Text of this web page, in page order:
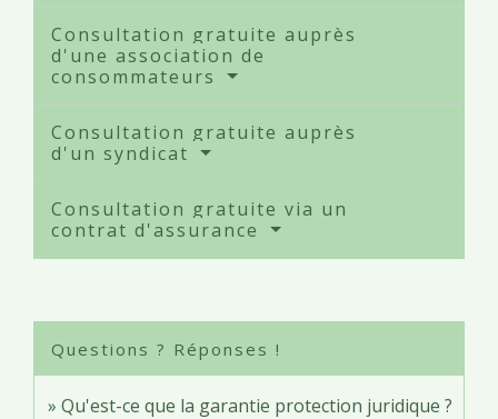
Consultation gratuite auprès
d'une association de
consommateurs
Consultation gratuite auprès
d'un syndicat
Consultation gratuite via un
contrat d'assurance
Questions ? Réponses !
Qu'est-ce que la garantie protection juridique ?